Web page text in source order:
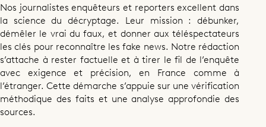
Nos journalistes enquêteurs et reporters excellent dans
la science du décryptage. Leur mission : débunker,
démêler le vrai du faux, et donner aux téléspectateurs
les clés pour reconnaître les fake news. Notre rédaction
s’attache à rester factuelle et à tirer le fil de l’enquête
avec exigence et précision, en France comme à
l’étranger. Cette démarche s’appuie sur une vérification
méthodique des faits et une analyse approfondie des
sources.